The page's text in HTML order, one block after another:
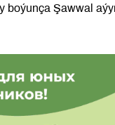
boýunça Şawwal